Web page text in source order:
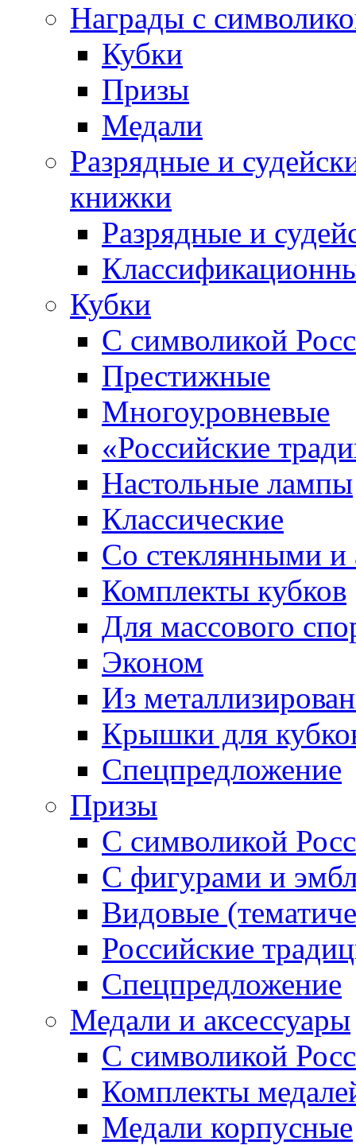
Награды с
Кубки
Призы
Медали
Разрядные и
книжки
Разрядные и
Кубки
С символикой
Престижные
Многоуровневые
«Российские
Настольные лампы
Классические
Со стеклянными
Комплекты кубков
Для массового
Эконом
Из
Крышки для
Спецпредложение
Призы
С символикой
С фигурами и
Видовые
Российские
Спецпредложение
Медали и аксессуары
С символикой
Комплекты
Медали корпусные